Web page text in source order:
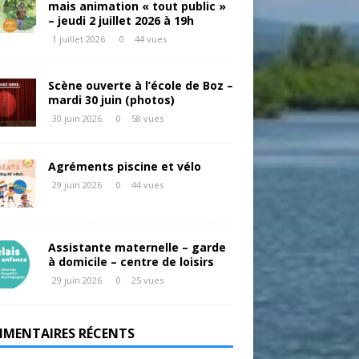
mais animation « tout public »
– jeudi 2 juillet 2026 à 19h
1 juillet 2026 0 44 vues
Scène ouverte à l’école de Boz –
mardi 30 juin (photos)
30 juin 2026 0 58 vues
Agréments piscine et vélo
29 juin 2026 0 44 vues
Assistante maternelle – garde
à domicile – centre de loisirs
29 juin 2026 0 25 vues
RÉCENTS